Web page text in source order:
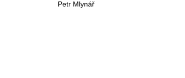
Mlynář